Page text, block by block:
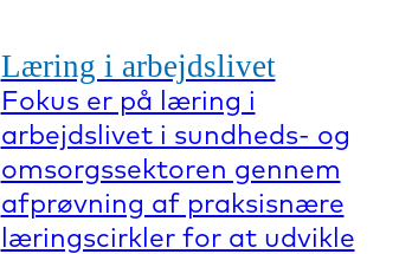
Læring i arbejdslivet
Fokus er på læring i
arbejdslivet i sundheds- og
omsorgssektoren gennem
afprøvning af praksisnære
læringscirkler for at udvikle